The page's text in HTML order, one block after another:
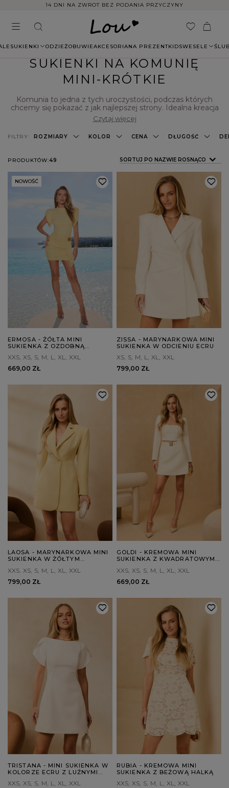
LIMITOWANE KOLEKCJE SZYTE W POLSCE
SUKIENKI ODZIEŻOBUWIEAKCESORIANA PREZENTKIDSWESELE
SUKIENKI NA KOMUNIĘ
MINI-KRÓTKIE
Komunia to jedna z tych uroczystości, podczas których
chcemy się pokazać z jak najlepszej strony. Idealna kreacja
na to wydarzenie powinna być przede wszystkim
elegancka i wyważona. Sklep internetowy Lou to miejsce, w
którym znajdziesz idealny strój na każdą okazję, w tym
również komunię - tego typu uroczystości odbywają się
długości midi i mini. Koniecznie sprawdź sama co dla Ciebie
przygotowaliśmy!
Czytaj więcej
PRODUKTÓW:49 ZMIEŃ SORTOWANIE
SORTUJ PO NAZWIE ROSNĄCO
FILTRY: ROZMIARY KOLOR CENA DŁUGOŚĆ
NOWOŚĆ
ERMOSA - ŻÓŁTA MINI
SUKIENKA Z OZDOBNĄ
XXS XS S M L XL XXL
669,00 ZŁ
ZISSA - MARYNARKOWA MINI
SUKIENKA W ODCIENIU ECRU
XS S M L XL XXL
799,00 ZŁ
LAOSA - MARYNARKOWA MINI
SUKIENKA W ŻÓŁTYM
XXS XS S M L XL
XXL
799,00 ZŁ
GOLDI - KREMOWA MINI
SUKIENKA Z KWADRATOWYM
XXS XS S M L XL
XXL
669,00 ZŁ
TRISTANA - MINI SUKIENKA W
KOLORZE ECRU Z LUŹNYMI
XXS XS S M L XL XXL
RUBIA - KREMOWA MINI
SUKIENKA Z BEŻOWĄ HALKĄ
XXS XS S M L XL XXL